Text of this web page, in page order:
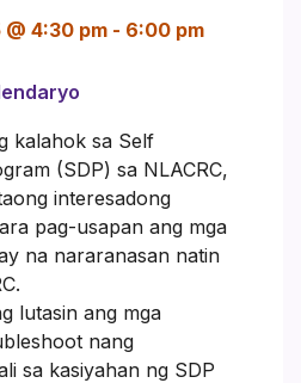
4:30 pm - 6:00 pm
kalahok sa Self
(SDP) sa NLACRC,
interesadong
pag-usapan ang mga
na nararanasan natin
lutasin ang mga
nang
sa kasiyahan ng SDP